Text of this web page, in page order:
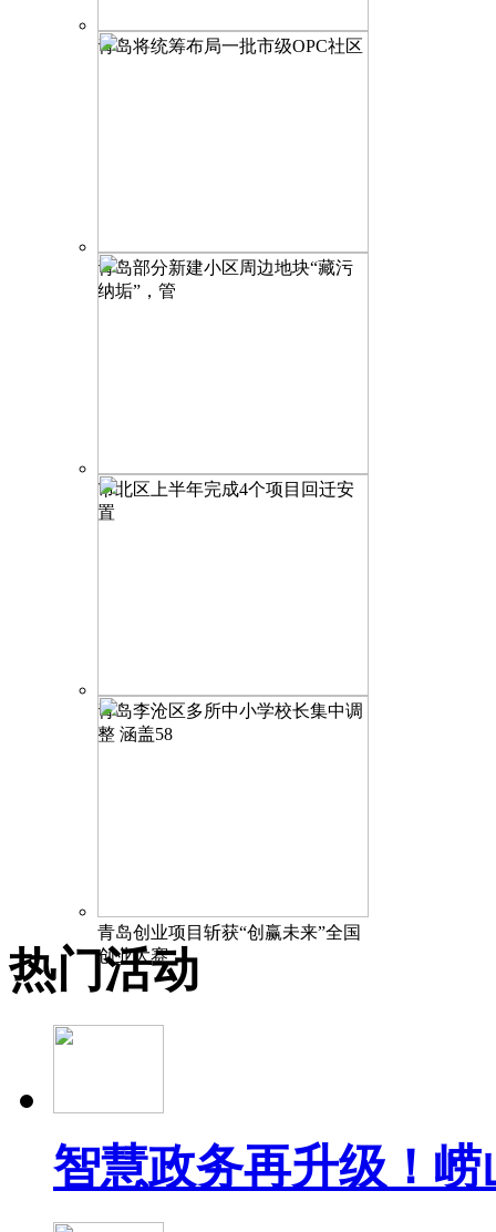
青岛将统筹布局一批市级OPC社区
青岛部分新建小区周边地块“藏污
纳垢”，管
市北区上半年完成4个项目回迁安
置
青岛李沧区多所中小学校长集中调
整 涵盖58
青岛创业项目斩获“创赢未来”全国
创业大赛
热门活动
智慧政务再升级！